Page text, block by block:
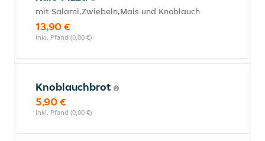
mit Salami,Zwiebeln,Mais und Knoblauch
13,90 €
inkl. Pfand (0,00 €)
Knoblauchbrot
5,90 €
inkl. Pfand (0,00 €)